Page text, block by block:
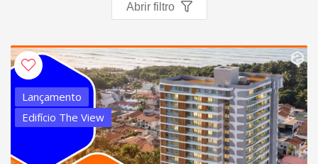
Abrir filtro
Lançamento
Edifício The View